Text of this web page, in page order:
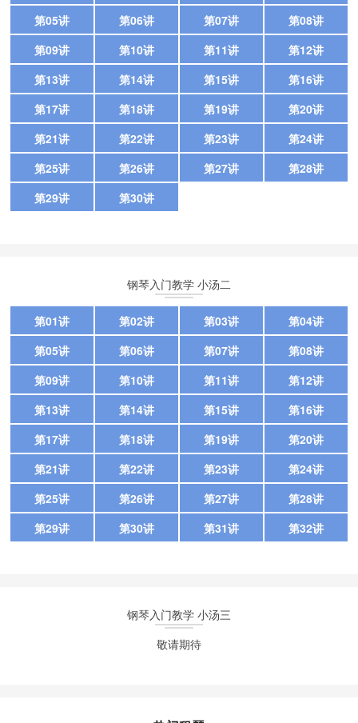
第05讲
第06讲 第07讲
第08讲
第09讲
第10讲 第11讲
第12讲
第13讲
第14讲 第15讲
第16讲
第17讲
第18讲 第19讲
第20讲
第21讲
第22讲 第23讲
第24讲
第25讲
第26讲 第27讲
第28讲
第29讲
第30讲
钢琴入门教学 小汤二
第01讲 第02讲 第03讲
第04讲
第05讲
第06讲 第07讲
第08讲
第09讲
第10讲 第11讲
第12讲
第13讲
第14讲 第15讲
第16讲
第17讲
第18讲 第19讲
第20讲
第21讲
第22讲 第23讲
第24讲
第25讲
第26讲 第27讲
第28讲
第29讲
第30讲 第31讲 第32讲
钢琴入门教学 小汤三
敬请期待